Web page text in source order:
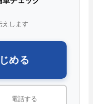
えします
める
電話する